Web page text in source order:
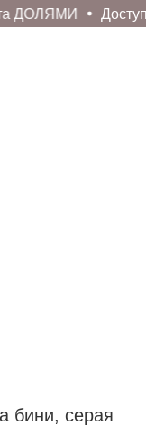
ДОЛЯМИ
бини, серая